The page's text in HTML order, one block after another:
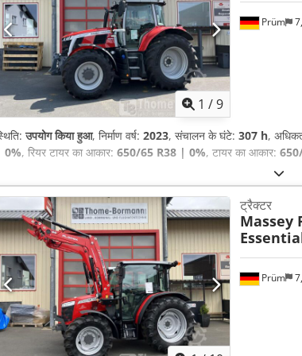
1 /9
Prüm
उपयोग किया हुआ, निर्माण वर्ष: 2023, संचालन के घंटे: 307 h,
, रियर टायर का आकार: 650/65 R38 | 0%, टायर का आकार:
Prüm
ट्रैक्टर
Massey